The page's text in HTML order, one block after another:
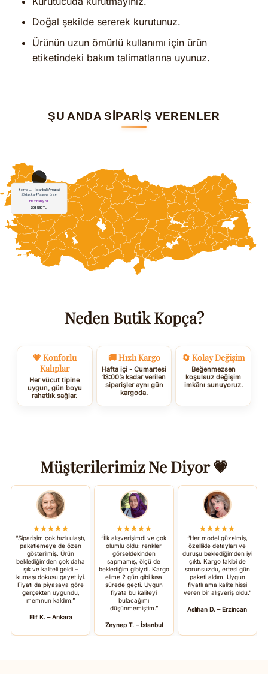
Doğal şekilde sererek kurutunuz.
Ürünün uzun ömürlü kullanımı için ürün
etiketindeki bakım talimatlarına uyunuz.
ŞU ANDA SİPARİŞ VERENLER
Neden Butik Kopça?
💗 Konforlu
Kalıplar
Her vücut tipine
uygun, gün boyu
rahatlık sağlar.
🚚 Hızlı Kargo
Hafta içi - Cumartesi
13:00’a kadar verilen
siparişler aynı gün
kargoda.
🔄 Kolay Değişim
Beğenmezsen
koşulsuz değişim
imkânı sunuyoruz.
Müşterilerimiz Ne Diyor 💗
★★★★★
“Siparişim çok hızlı ulaştı,
paketlemeye de özen
gösterilmiş. Ürün
beklediğimden çok daha
şık ve kaliteli geldi –
kumaşı dokusu gayet iyi.
Fiyatı da piyasaya göre
gerçekten uygundu,
memnun kaldım.”
Elif K. – Ankara
★★★★★
“İlk alışverişimdi ve çok
olumlu oldu: renkler
görseldekinden
sapmamış, ölçü de
beklediğim gibiydi. Kargo
elime 2 gün gibi kısa
sürede geçti. Uygun
fiyata bu kaliteyi
bulacağımı
düşünmemiştim.”
Zeynep T. – İstanbul
★★★★★
“Her model güzelmiş,
özellikle detayları ve
duruşu beklediğimden iyi
çıktı. Kargo takibi de
sorunsuzdu, ertesi gün
paketi aldım. Uygun
fiyatlı ama kalite hissi
veren bir alışveriş oldu.”
Aslıhan D. – Erzincan